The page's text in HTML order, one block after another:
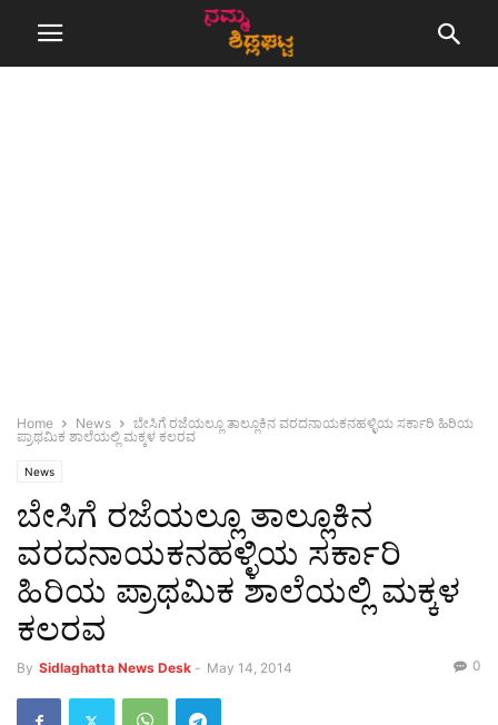
Home News
ಬೇಸಿಗೆ ರಜೆಯಲ್ಲೂ ತಾಲ್ಲೂಕಿನ ವರದನಾಯಕನಹಳ್ಳಿಯ ಸರ್ಕಾರಿ ಹಿರಿಯ
ಪ್ರಾಥಮಿಕ ಶಾಲೆಯಲ್ಲಿ ಮಕ್ಕಳ ಕಲರವ
News
ಬೇಸಿಗೆ ರಜೆಯಲ್ಲೂ ತಾಲ್ಲೂಕಿನ
ವರದನಾಯಕನಹಳ್ಳಿಯ ಸರ್ಕಾರಿ
ಹಿರಿಯ ಪ್ರಾಥಮಿಕ ಶಾಲೆಯಲ್ಲಿ ಮಕ್ಕಳ
ಕಲರವ
By Sidlaghatta News Desk - May 14, 2014 0